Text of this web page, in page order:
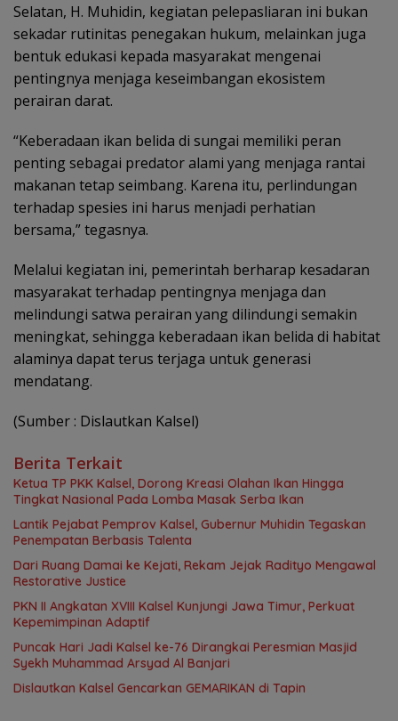
Selatan, H. Muhidin, kegiatan pelepasliaran ini bukan
sekadar rutinitas penegakan hukum, melainkan juga
bentuk edukasi kepada masyarakat mengenai
pentingnya menjaga keseimbangan ekosistem
perairan darat.
“Keberadaan ikan belida di sungai memiliki peran
penting sebagai predator alami yang menjaga rantai
makanan tetap seimbang. Karena itu, perlindungan
terhadap spesies ini harus menjadi perhatian
bersama,” tegasnya.
Melalui kegiatan ini, pemerintah berharap kesadaran
masyarakat terhadap pentingnya menjaga dan
melindungi satwa perairan yang dilindungi semakin
meningkat, sehingga keberadaan ikan belida di habitat
alaminya dapat terus terjaga untuk generasi
mendatang.
(Sumber : Dislautkan Kalsel)
Berita Terkait
Ketua TP PKK Kalsel, Dorong Kreasi Olahan Ikan Hingga
Tingkat Nasional Pada Lomba Masak Serba Ikan
Lantik Pejabat Pemprov Kalsel, Gubernur Muhidin Tegaskan
Penempatan Berbasis Talenta
Dari Ruang Damai ke Kejati, Rekam Jejak Radityo Mengawal
Restorative Justice
PKN II Angkatan XVIII Kalsel Kunjungi Jawa Timur, Perkuat
Kepemimpinan Adaptif
Puncak Hari Jadi Kalsel ke-76 Dirangkai Peresmian Masjid
Syekh Muhammad Arsyad Al Banjari
Dislautkan Kalsel Gencarkan GEMARIKAN di Tapin